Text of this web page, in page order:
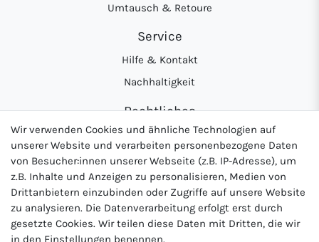
Umtausch & Retoure
Service
Hilfe & Kontakt
Nachhaltigkeit
Rechtliches
AGB
Datenschutzerklärung
Widerrufsrecht
Impressum
Wir verwenden Cookies und ähnliche Technologien auf
unserer Website und verarbeiten personenbezogene Daten
von Besucher:innen unserer Webseite (z.B. IP-Adresse), um
z.B. Inhalte und Anzeigen zu personalisieren, Medien von
Drittanbietern einzubinden oder Zugriffe auf unsere Website
zu analysieren. Die Datenverarbeitung erfolgt erst durch
gesetzte Cookies. Wir teilen diese Daten mit Dritten, die wir
in den Einstellungen benennen.